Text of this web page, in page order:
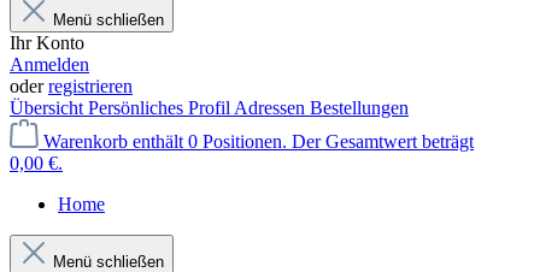
Menü schließen
Ihr Konto
Anmelden
oderregistrieren
Übersicht Persönliches Profil Adressen Bestellungen
Warenkorb enthält 0 Positionen. Der Gesamtwert beträgt
0,00 €.
Home
Menü schließen